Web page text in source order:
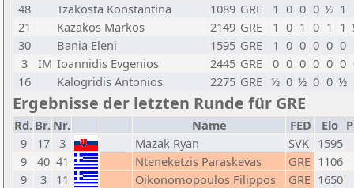
48
Tzakosta Konstantina 1089 GRE 1 0 0 0 ½ 1
21
Kazakos Markos 2149 GRE 1 0 1 0 1 1
30
Bania Eleni 1595 GRE 1 0 0 0 0 0
3
IM Ioannidis Evgenios 2445 GRE 0 0 0 0 0 0
16
Kalogridis Antonios 2275 GRE ½ 0 ½ 0 0 ½
Ergebnisse der letzten Runde für GRE
Rd. Br. Nr. Name FED Elo
9
17 3 Mazak Ryan SVK 1595
9
40 41 Nteneketzis Paraskevas GRE 1106
9
3 11 Oikonomopoulos Filippos GRE 1650